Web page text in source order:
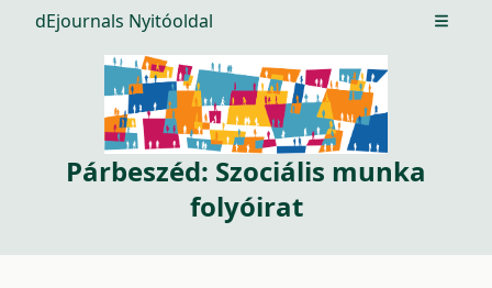
dEjournals Nyitóoldal Open
Párbeszéd: Szociális munka
folyóirat